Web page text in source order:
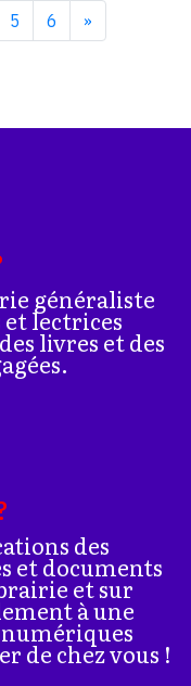
5 6 »
généraliste
lectrices
livres et des
des
et documents
et sur
à une
de chez vous !